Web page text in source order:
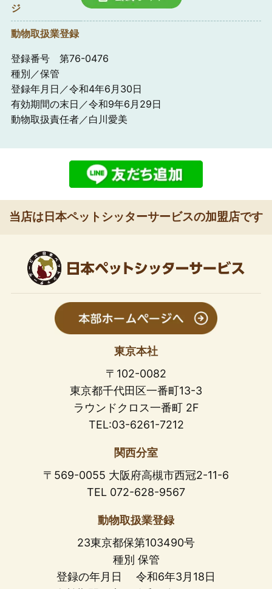
ジ
動物取扱業登録
登録番号 第76-0476
種別／保管
登録年月日／令和4年6月30日
有効期間の末日／令和9年6月29日
動物取扱責任者／白川愛美
当店は日本ペットシッターサービスの加盟店です
東京本社
〒102-0082
東京都千代田区一番町13-3
ラウンドクロス一番町 2F
TEL:03-6261-7212
関西分室
〒569-0055 大阪府高槻市西冠2-11-6
TEL 072-628-9567
動物取扱業登録
23東京都保第103490号
種別 保管
登録の年月日 令和6年3月18日